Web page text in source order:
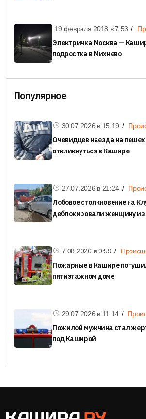
19 февраля 2018 в7:53
Электричка Москва —
подростка в Михнево
Популярное
30.07.2026 в 15:19
Очевидцев наезда на
откликнуться в Кашире
27.07.2026 в 21:24
Лобовое столкновение на
деблокировали женщину из
7.08.2026 в9:59
Пожарные в Кашире
пятиэтажном доме
29.07.2026 в 11:14
Пожилой мужчина стал
под Каширой